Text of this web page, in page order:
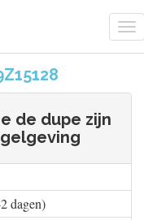
de dupe zijn
dagen)